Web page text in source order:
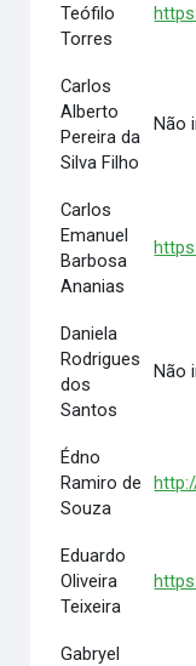
Teófilo
Torres
Carlos
Alberto
Pereira da
Silva Filho
Não
Carlos
Emanuel
Barbosa
Ananias
Daniela
Rodrigues
dos
Santos
Não
Édno
Ramiro de
Souza
Eduardo
Oliveira
Teixeira
Gabryel